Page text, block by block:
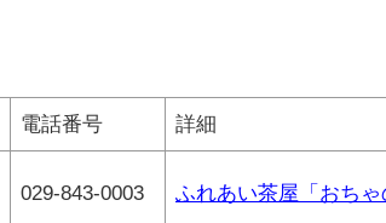
電話番号 詳細
029-843-0003 ふれあい茶屋「おち